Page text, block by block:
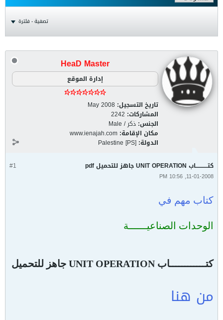
تصفية - فلترة
HeaD Master
إدارة الموقع
تاريخ التسجيل: May 2008
المشاركات: 2242
الجنس: ذكر / Male
مكان الإقامة: www.ienajah.com
الدولة: Palestine [PS]
#1 كتــــــــــــاب UNIT OPERATION جاهز للتحميل pdf
11-01-2008, 10:56 PM
كتاب مهم في
الوحدات الصناعيــــــة
كتــــــــــــاب UNIT OPERATION جاهز للتحميل
من هنا